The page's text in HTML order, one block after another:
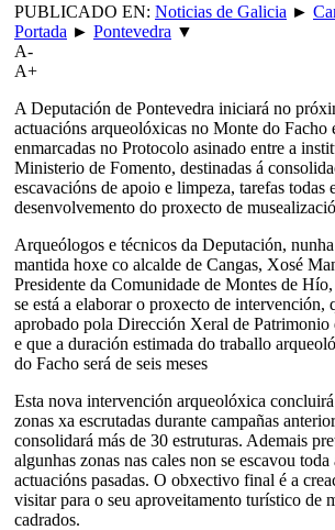
PUBLICADO EN: Noticias de Galicia ►
Portada ► Pontevedra ▼
A-
A+
A Deputación de Pontevedra iniciará no
actuacións arqueolóxicas no Monte do Facho
enmarcadas no Protocolo asinado entre a
Ministerio de Fomento, destinadas á
escavacións de apoio e limpeza, tarefas todas
desenvolvemento do proxecto de
Arqueólogos e técnicos da Deputación,
mantida hoxe co alcalde de Cangas, Xosé
Presidente da Comunidade de Montes de
se está a elaborar o proxecto de intervención,
aprobado pola Dirección Xeral de
e que a duración estimada do traballo
do Facho será de seis meses
Esta nova intervención arqueolóxica
zonas xa escrutadas durante campañas
consolidará más de 30 estruturas. Ademais
algunhas zonas nas cales non se escavou
actuacións pasadas. O obxectivo final é a
visitar para o seu aproveitamento turístico de
cadrados.